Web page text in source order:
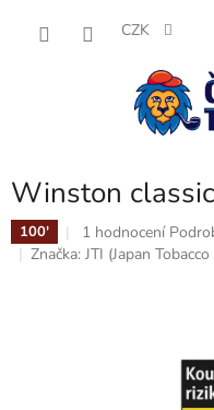
CZK
Winston
100'
Průměrné
hodnocení
1 hodnocení
Značka: JTI (Japan